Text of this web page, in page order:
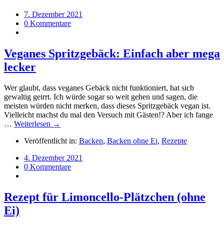
7. Dezember 2021
0 Kommentare
Veganes Spritzgebäck: Einfach aber mega
lecker
Wer glaubt, dass veganes Gebäck nicht funktioniert, hat sich
gewaltig geirrt. Ich würde sogar so weit gehen und sagen, die
meisten würden nicht merken, dass dieses Spritzgebäck vegan ist.
Vielleicht machst du mal den Versuch mit Gästen!? Aber ich fange
… Weiterlesen →
Veröffentlicht in: Backen, Backen ohne Ei, Rezepte
4. Dezember 2021
0 Kommentare
Rezept für Limoncello-Plätzchen (ohne
Ei)